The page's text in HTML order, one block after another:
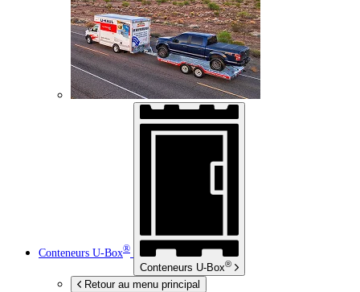
Conteneurs U-Box®
Conteneurs U-Box®
Retour au menu principal